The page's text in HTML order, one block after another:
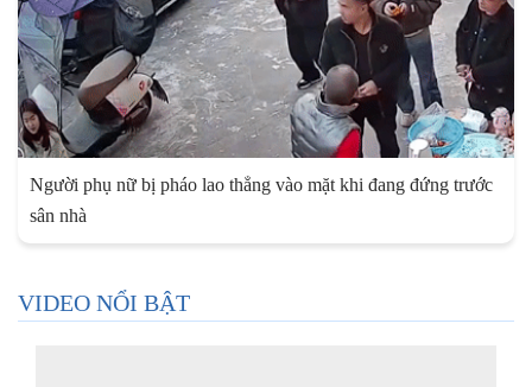
Người phụ nữ bị pháo lao thẳng vào mặt khi đang đứng trước
sân nhà
VIDEO NỔI BẬT